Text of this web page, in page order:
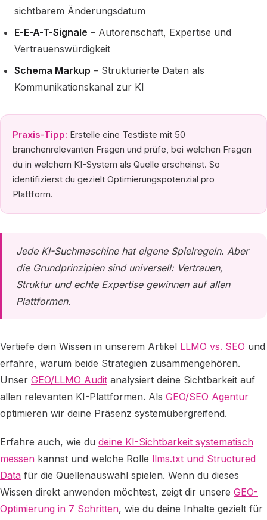
sichtbarem Änderungsdatum
E-E-A-T-Signale – Autorenschaft, Expertise und
Vertrauenswürdigkeit
Schema Markup – Strukturierte Daten als
Kommunikationskanal zur KI
Praxis-Tipp: Erstelle eine Testliste mit 50
branchenrelevanten Fragen und prüfe, bei welchen Fragen
du in welchem KI-System als Quelle erscheinst. So
identifizierst du gezielt Optimierungspotenzial pro
Plattform.
Jede KI-Suchmaschine hat eigene Spielregeln. Aber
die Grundprinzipien sind universell: Vertrauen,
Struktur und echte Expertise gewinnen auf allen
Plattformen.
Vertiefe dein Wissen in unserem Artikel LLMO vs. SEO und
erfahre, warum beide Strategien zusammengehören.
Unser GEO/LLMO Audit analysiert deine Sichtbarkeit auf
allen relevanten KI-Plattformen. Als GEO/SEO Agentur
optimieren wir deine Präsenz systemübergreifend.
Erfahre auch, wie du deine KI-Sichtbarkeit systematisch
messen kannst und welche Rolle llms.txt und Structured
Data für die Quellenauswahl spielen. Wenn du dieses
Wissen direkt anwenden möchtest, zeigt dir unsere GEO-
Optimierung in 7 Schritten, wie du deine Inhalte gezielt für